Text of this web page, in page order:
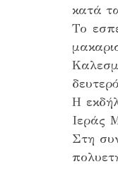
κατά
Το
Η
Ιεράς
Στη